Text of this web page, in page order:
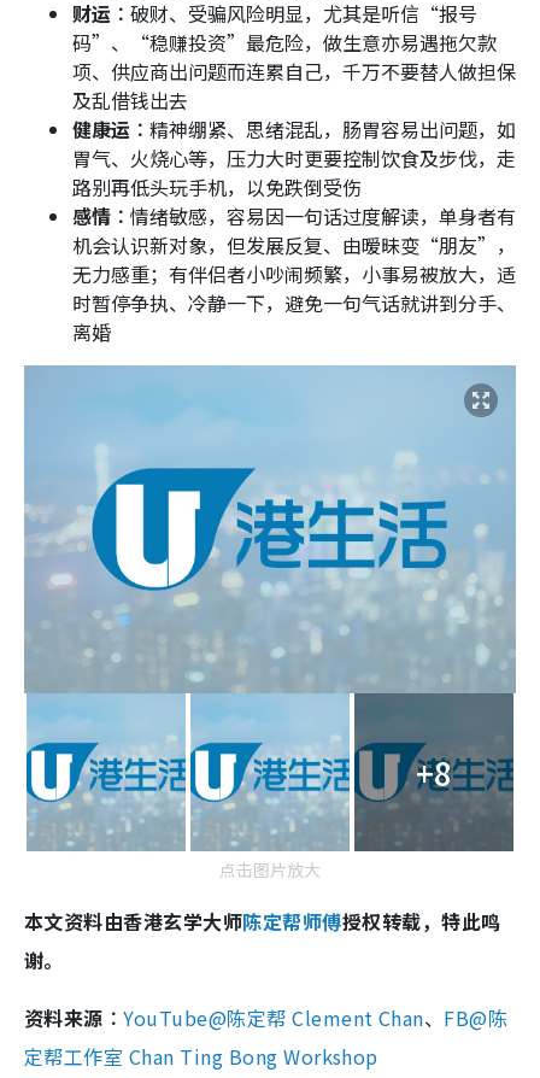
财运︰ 破财、受骗风险明显，尤其是听信“报号
码”、“稳赚投资”最危险，做生意亦易遇拖欠款
项、供应商出问题而连累自己，千万不要替人做担保
及乱借钱出去
健康运︰ 精神绷紧、思绪混乱，肠胃容易出问题，如
胃气、火烧心等，压力大时更要控制饮食及步伐，走
路别再低头玩手机，以免跌倒受伤
感情︰ 情绪敏感，容易因一句话过度解读，单身者有
机会认识新对象，但发展反复、由暧昧变“朋友”，
无力感重；有伴侣者小吵闹频繁，小事易被放大，适
时暂停争执、冷静一下，避免一句气话就讲到分手、
离婚
+8
点击图片放大
本文资料由香港玄学大师陈定帮师傅授权转载，特此鸣
谢。
资料来源︰YouTube@陈定帮 Clement Chan、 FB@陈
定帮工作室 Chan Ting Bong Workshop